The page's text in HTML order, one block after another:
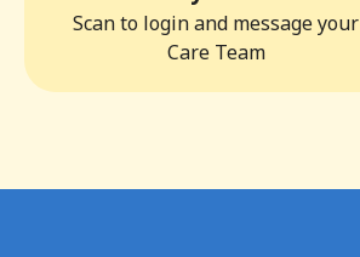
Scan to login and message your
Care Team